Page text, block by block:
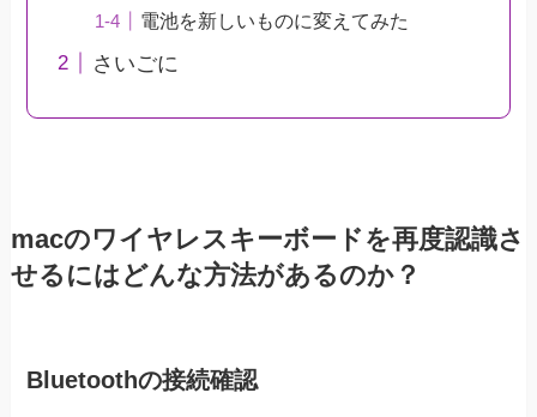
電池を新しいものに変えてみた
さいごに
macのワイヤレスキーボードを再度認識さ
せるにはどんな方法があるのか？
Bluetoothの接続確認